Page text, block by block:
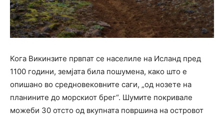
Кога Викинзите првпат се населиле на Исланд пред
1100 години, земјата била пошумена, како што е
опишано во средновековните саги, „од нозете на
планините до морскиот брег“. Шумите покривале
можеби 30 отсто од вкупната површина на островот